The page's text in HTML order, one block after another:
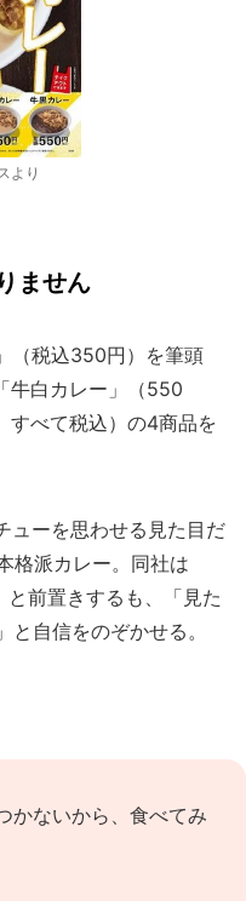
より
ません
（税込350円）を筆頭
牛白カレー」（550
すべて税込）の4商品を
ューを思わせる見た目だ
格派カレー。同社は
と前置きするも、「見た
自信をのぞかせる。
かないから、食べてみ